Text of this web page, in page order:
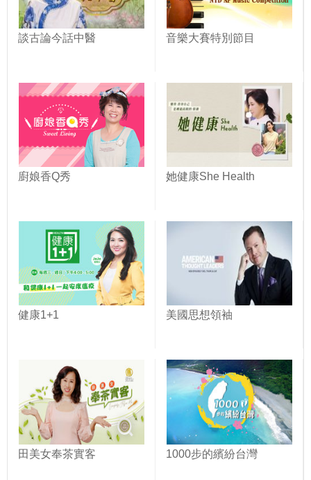
談古論今話中醫 音樂大賽特別節目
廚娘香Q秀 她健康She Health
健康1+1 美國思想領袖
田美女奉茶實客 1000步的繽紛台灣